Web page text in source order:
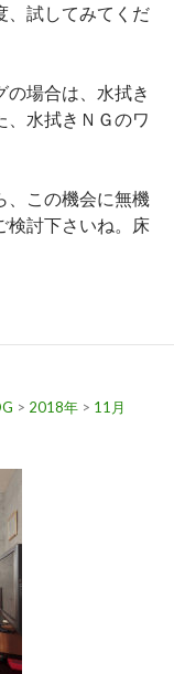
、試してみてくだ
の場合は、水拭き
、水拭きＮＧのワ
、この機会に無機
検討下さいね。床
> 2018年 > 11月